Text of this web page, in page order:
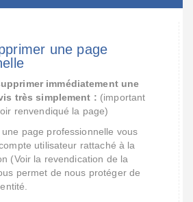
une page
immédiatement une
très simplement : (important
renvendiqué la page)
page professionnelle vous
utilisateur rattaché à la
(Voir la revendication de la
permet de nous protéger de